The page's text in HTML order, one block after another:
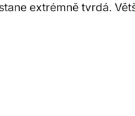
extrémně tvrdá.